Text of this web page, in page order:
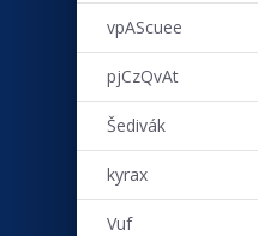
vpAScuee
pjCzQvAt
Šedivák
kyrax
Vuf